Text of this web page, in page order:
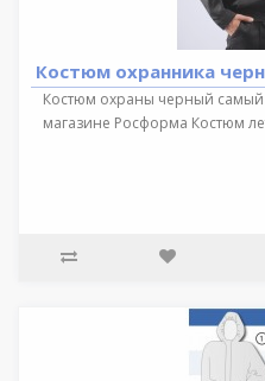
Костюм охранника
Костюм охраны черный самый
магазине Росформа Костюм